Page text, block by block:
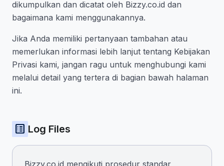
dikumpulkan dan dicatat oleh Bizzy.co.id dan
bagaimana kami menggunakannya.
Jika Anda memiliki pertanyaan tambahan atau
memerlukan informasi lebih lanjut tentang Kebijakan
Privasi kami, jangan ragu untuk menghubungi kami
melalui detail yang tertera di bagian bawah halaman
ini.
list_alt Log Files
Bizzy.co.id mengikuti prosedur standar